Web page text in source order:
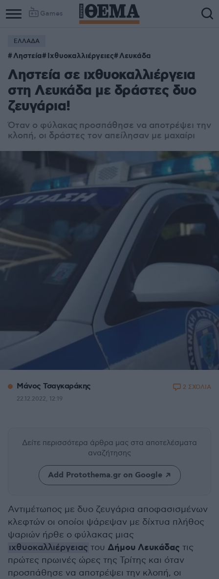
Games
ΕΛΛΑΔΑ
Ληστεία Ιχθυοκαλλιέργειες Λευκάδα
Ληστεία σε ιχθυοκαλλιέργεια
στη Λευκάδα με δράστες δυο
ζευγάρια!
Όταν ο φύλακας προσπάθησε να αποτρέψει την
κλοπή, οι δράστες τον απείλησαν με μαχαίρι
Μάνος Τσαγκαράκης
22.12.2022, 12:19
2 ΣΧΟΛΙΑ
Δείτε περισσότερα άρθρα μας στα αποτελέσματα
αναζήτησης
Add Protothema.gr on Google
Αντιμέτωπος με δυο ζευγάρια αποφασισμένων
κλεφτών οι οποίοι ψάρεψαν με δίχτυα πλήθος
ψαριών ήρθε ο φύλακας μιας
ιχθυοκαλλιέργειας του Δήμου Λευκάδας τις
πρώτες πρωινές ώρες της Τρίτης και όταν
προσπάθησε να αποτρέψει την κλοπή, οι